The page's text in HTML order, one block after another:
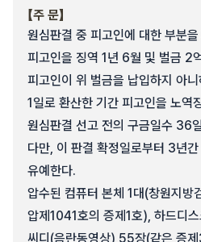
【주 문】
원심판결 중 피고인에 대한 부분
피고인을 징역 1년 6월 및 벌금 2
피고인이 위 벌금을 납입하지 아
1일로 환산한 기간 피고인을 노역
원심판결 선고 전의 구금일수 36
다만, 이 판결 확정일로부터 3년
유예한다.
압수된 컴퓨터 본체 1대(창원지
압제1041호의 증제1호), 하드디
씨디(음란동영상) 55장(같은 증